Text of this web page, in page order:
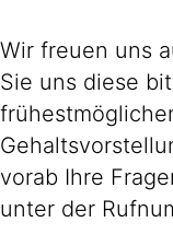
Wir freuen uns
Sie uns diese
vorab Ihre
unter der